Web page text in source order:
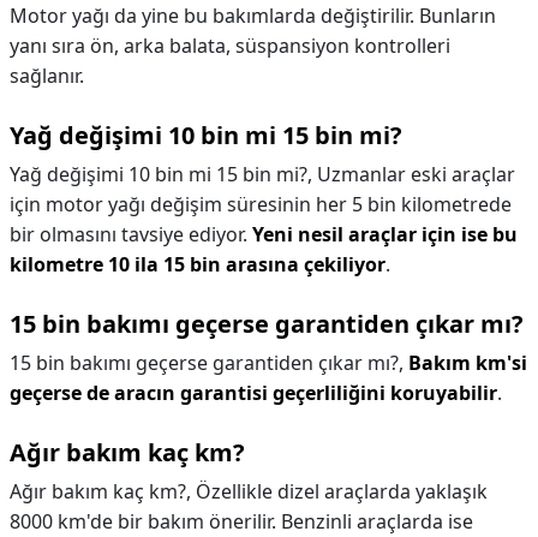
Motor yağı da yine bu bakımlarda değiştirilir. Bunların
yanı sıra ön, arka balata, süspansiyon kontrolleri
sağlanır.
Yağ değişimi 10 bin mi 15 bin mi?
Yağ değişimi 10 bin mi 15 bin mi?, Uzmanlar eski araçlar
için motor yağı değişim süresinin her 5 bin kilometrede
bir olmasını tavsiye ediyor. Yeni nesil araçlar için ise bu
kilometre 10 ila 15 bin arasına çekiliyor.
15 bin bakımı geçerse garantiden çıkar mı?
15 bin bakımı geçerse garantiden çıkar mı?, Bakım km'si
geçerse de aracın garantisi geçerliliğini koruyabilir.
Ağır bakım kaç km?
Ağır bakım kaç km?, Özellikle dizel araçlarda yaklaşık
8000 km'de bir bakım önerilir. Benzinli araçlarda ise